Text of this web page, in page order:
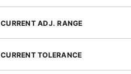
CURRENT ADJ. RANGE
CURRENT TOLERANCE